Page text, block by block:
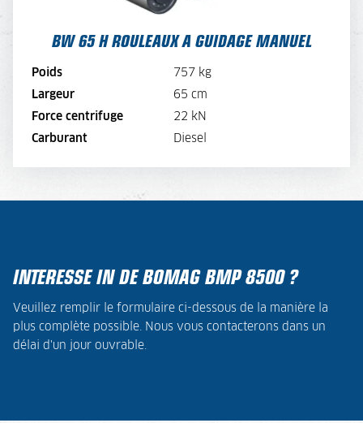
BW 65 H ROULEAUX A GUIDAGE MANUEL
Poids
757 kg
Largeur
65 cm
Force centrifuge
22 kN
Carburant
Diesel
VOIR LA MACHINE
VOIR LA BROCHURE
LOUER MAINTENANT
INTERESSE IN DE BOMAG BMP 8500 ?
Veuillez remplir le formulaire ci-dessous de la manière la
plus complète possible. Nous vous contacterons dans un
délai d'un jour ouvrable.